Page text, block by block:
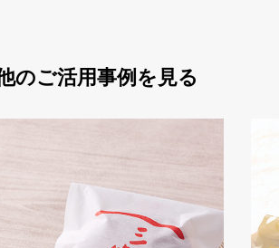
のご活用事例を見る